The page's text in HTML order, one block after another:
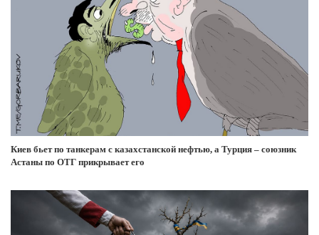
Киев бьет по танкерам с казахстанской нефтью, а Турция – союзник
Астаны по ОТГ прикрывает его